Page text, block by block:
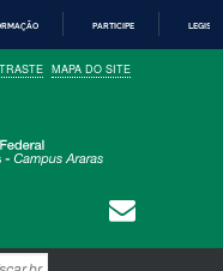
PARTICIPE
MAPA DO SITE